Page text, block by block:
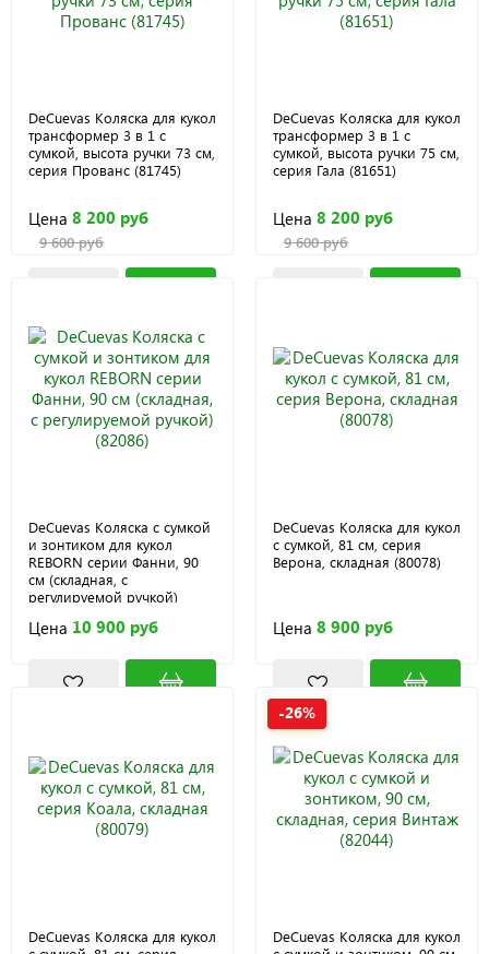
DeCuevas Коляска для кукол
трансформер 3 в 1 с
сумкой, высота ручки 73 см,
серия Прованс (81745)
Цена 8 200 руб
9 600 руб
DeCuevas Коляска для кукол
трансформер 3 в 1 с
сумкой, высота ручки 75 см,
серия Гала (81651)
Цена 8 200 руб
9 600 руб
DeCuevas Коляска с сумкой
и зонтиком для кукол
REBORN серии Фанни, 90
см (складная, с
регулируемой ручкой)
Цена 10 900 руб
DeCuevas Коляска для кукол
с сумкой, 81 см, серия
Верона, складная (80078)
Цена 8 900 руб
DeCuevas Коляска для кукол
-26%
DeCuevas Коляска для кукол